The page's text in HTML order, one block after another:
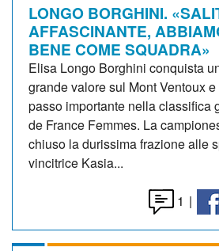
LONGO BORGHINI.
AFFASCINANTE,
BENE COME SQUADRA»
Elisa Longo Borghini conquista
grande valore sul Mont Ventoux
passo importante nella classifica
de France Femmes. La
chiuso la durissima frazione alle
vincitrice Kasia...
1 |